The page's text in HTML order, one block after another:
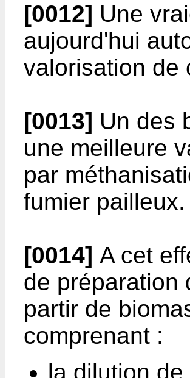
[0012] Une
aujourd'hui
valorisation de
[0013] Un des
une meilleure
par
fumier pailleux.
[0014] A cet
de préparation
partir de
comprenant :
la dilution